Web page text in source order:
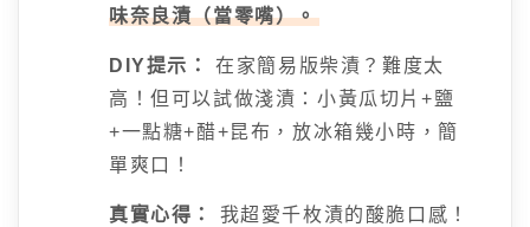
味奈良漬（當零嘴）。
DIY提示：
在家簡易版柴漬？難度太
高！但可以試做淺漬：小黃瓜切片+鹽
+一點糖+醋+昆布，放冰箱幾小時，簡
單爽口！
真實心得：
我超愛千枚漬的酸脆口感！